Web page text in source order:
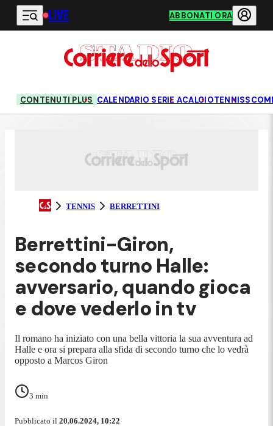
Vai al contenuto principale
LIVE ABBONATI ORA
CONTENUTI PLUS CALENDARIO SERIE ACALCIOTENNIS
TENNIS BERRETTINI
Berrettini-Giron,
secondo turno Halle:
avversario, quando gioca
e dove vederlo in tv
Il romano ha iniziato con una bella vittoria la sua avventura ad
Halle e ora si prepara alla sfida di secondo turno che lo vedrà
opposto a Marcos Giron
3 min
Pubblicato il 20.06.2024, 10:22